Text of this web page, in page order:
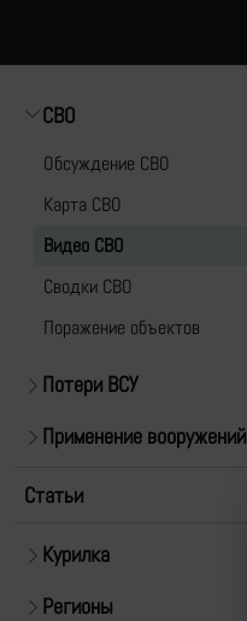
СВО
Обсуждение СВО
Карта СВО
Видео СВО
Cводки СВО
Поражение объектов
Потери ВСУ
Применение вооружений
Статьи
Курилка
Регионы